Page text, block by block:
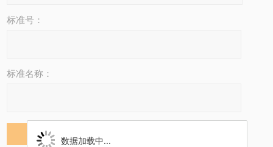
标准号：
标准名称：
检 索 数据加载中...